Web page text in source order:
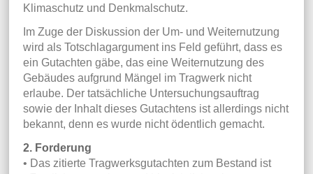
Klimaschutz und Denkmalschutz.
Im Zuge der Diskussion der Um- und Weiternutzung
wird als Totschlagargument ins Feld geführt, dass es
ein Gutachten gäbe, das eine Weiternutzung des
Gebäudes aufgrund Mängel im Tragwerk nicht
erlaube. Der tatsächliche Untersuchungsauftrag
sowie der Inhalt dieses Gutachtens ist allerdings nicht
bekannt, denn es wurde nicht ödentlich gemacht.
2. Forderung
• Das zitierte Tragwerksgutachten zum Bestand ist